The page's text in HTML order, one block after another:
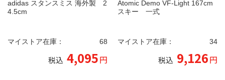
adidas スタンスミス 海外製 2
4.5cm
マイストア在庫： 68
税込 4,095円
Atomic Demo VF-Light 167cm
スキー 一式
マイストア在庫： 34
税込 9,126円